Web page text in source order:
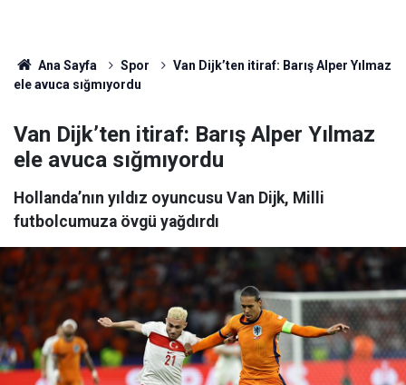
Ana Sayfa Spor
Van Dijk’ten itiraf: Barış Alper Yılmaz
ele avuca sığmıyordu
Van Dijk’ten itiraf: Barış Alper Yılmaz
ele avuca sığmıyordu
Hollanda’nın yıldız oyuncusu Van Dijk, Milli
futbolcumuza övgü yağdırdı